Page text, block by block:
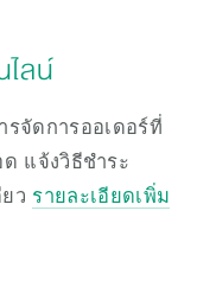
ลน์
รจัดการออเดอร์ที่
แจ้งวิธีชำระ
ว รายละเอียดเพิ่ม